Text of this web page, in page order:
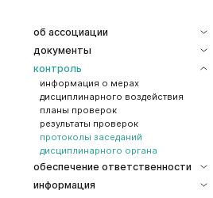
об ассоциации
документы
контроль
информация о мерах
дисциплинарного воздействия
планы проверок
результаты проверок
протоколы заседаний
дисциплинарного органа
обеспечение ответственности
информация